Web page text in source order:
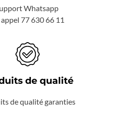
Whatsapp
77 630 66 11
de qualité
de qualité garanties